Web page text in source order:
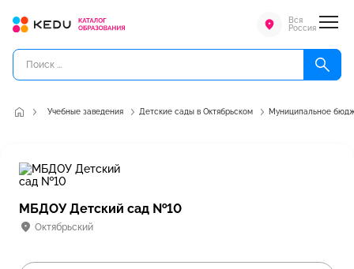
Вся
Россия
Учебные заведения Детские сады в Октябрьском Муниципальное
МБДОУ Детский сад №10
Октябрьский